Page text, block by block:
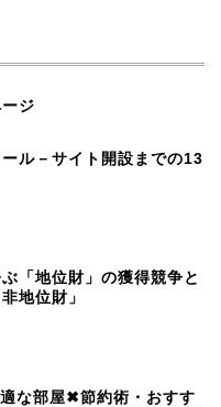
ージ
ル－サイト開設までの13
「地位財」の獲得競争と
地位財」
な部屋✖節約術・おすす